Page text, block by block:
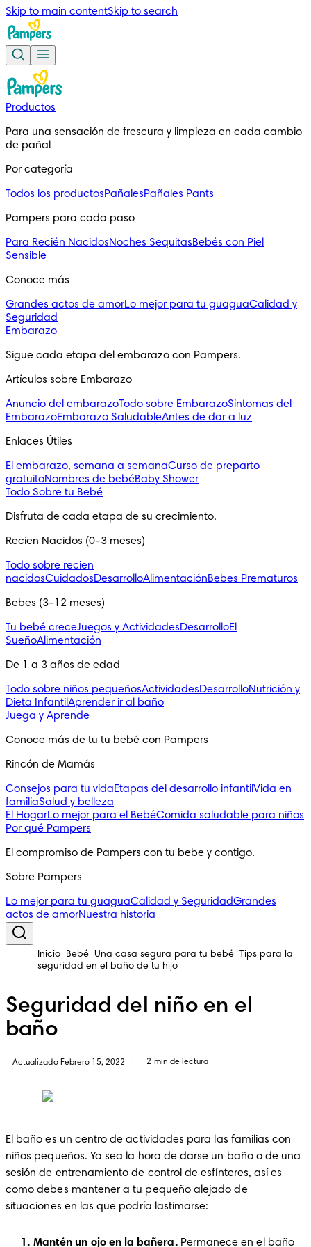
Skip to main contentSkip to search
Productos
Para una sensación de frescura y limpieza en cada cambio
de pañal
Por categoría
Todos los productosPañalesPañales Pants
Pampers para cada paso
Para Recién NacidosNoches SequitasBebés con Piel
Sensible
Conoce más
Grandes actos de amorLo mejor para tu guaguaCalidad y
Seguridad
Embarazo
Sigue cada etapa del embarazo con Pampers.
Artículos sobre Embarazo
Anuncio del embarazoTodo sobre EmbarazoSintomas del
EmbarazoEmbarazo SaludableAntes de dar a luz
Enlaces Útiles
El embarazo, semana a semanaCurso de preparto
gratuitoNombres de bebéBaby Shower
Todo Sobre tu Bebé
Disfruta de cada etapa de su crecimiento.
Recien Nacidos (0-3 meses)
Todo sobre recien
nacidosCuidadosDesarrolloAlimentaciónBebes Prematuros
Bebes (3-12 meses)
Tu bebé creceJuegos y ActividadesDesarrolloEl
SueñoAlimentación
De 1 a 3 años de edad
Todo sobre niños pequeñosActividadesDesarrolloNutrición y
Dieta InfantilAprender ir al baño
Juega y Aprende
Conoce más de tu tu bebé con Pampers
Rincón de Mamás
Consejos para tu vidaEtapas del desarrollo infantilVida en
familiaSalud y belleza
El HogarLo mejor para el BebéComida saludable para niños
Por qué Pampers
El compromiso de Pampers con tu bebe y contigo.
Sobre Pampers
Lo mejor para tu guaguaCalidad y SeguridadGrandes
actos de amorNuestra historia
Inicio Bebé Una casa segura para tu bebé
Tips para la
seguridad en el baño de tu hijo
Seguridad del niño en el
baño
Actualizado Febrero 15, 2022 2 min de lectura
El baño es un centro de actividades para las familias con
niños pequeños. Ya sea la hora de darse un baño o de una
sesión de entrenamiento de control de esfínteres, así es
como debes mantener a tu pequeño alejado de
situaciones en las que podría lastimarse:
Mantén un ojo en la bañera. Permanece en el baño